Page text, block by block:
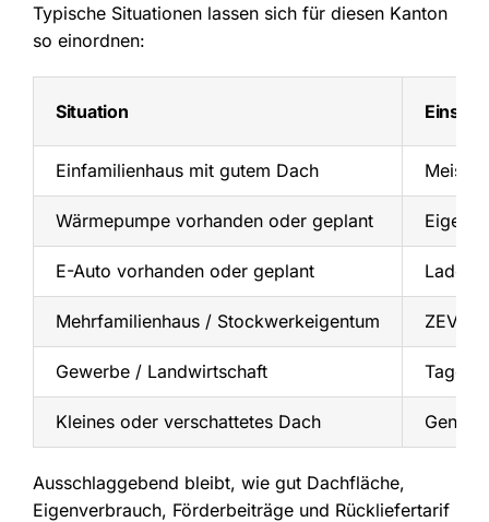
Typische Situationen lassen sich für diesen Kanton
so einordnen:
Situation
Einfamilienhaus mit gutem Dach Meist
Wärmepumpe vorhanden oder geplant
E-Auto vorhanden oder geplant
Mehrfamilienhaus / Stockwerkeigentum ZEV,
Gewerbe / Landwirtschaft
Kleines oder verschattetes Dach Genau
Ausschlaggebend bleibt, wie gut Dachfläche,
Eigenverbrauch, Förderbeiträge und Rückliefertarif